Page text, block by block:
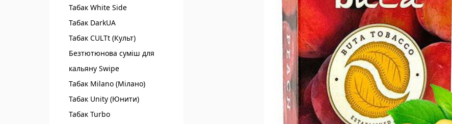
Табак White Side
Табак DarkUA
Табак CULTt (Культ)
Безтютюнова суміш для
кальяну Swipe
Табак Milano (Мілано)
Табак Unity (Юнити)
Табак Turbo